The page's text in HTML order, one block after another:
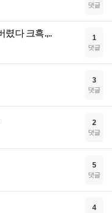
댓글
렸다 크흑.,.. 1
댓글
3
댓글
2
댓글
5
댓글
4